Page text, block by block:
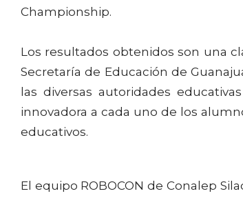
Championship.
Los resultados obtenidos son una
Secretaría de Educación de
las diversas autoridades
innovadora a cada uno de los
educativos.
El equipo ROBOCON de Conalep